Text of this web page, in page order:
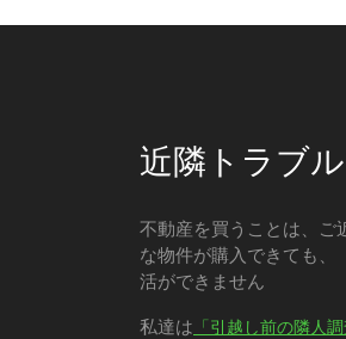
近隣トラブ
不動産を買うことは、ご
な物件が購入できても、
活ができません
私達は 「引越し前の隣人